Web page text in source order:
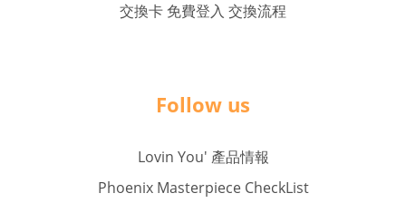
交換卡 免費登入 交換流程
Follow us
Lovin You' 產品情報
Phoenix Masterpiece CheckList